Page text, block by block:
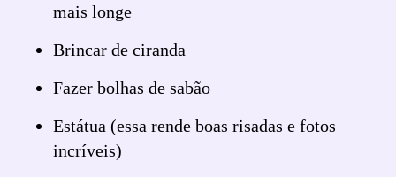
mais longe
Brincar de ciranda
Fazer bolhas de sabão
Estátua (essa rende boas risadas e fotos
incríveis)